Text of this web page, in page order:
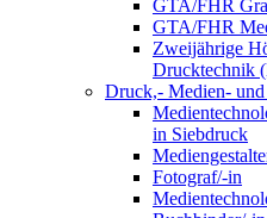
GTA/FHR
GTA/FHR
Zweijährige
Drucktechnik
Druck,- Medien-
in Siebdruck
Fotograf/-in